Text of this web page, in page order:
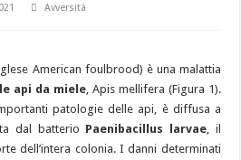
Avversità
American foulbrood) è una malattia
api da miele, Apis mellifera (Figura 1).
patologie delle api, è diffusa a
dal batterio Paenibacillus larvae , il
dell’intera colonia. I danni determinati